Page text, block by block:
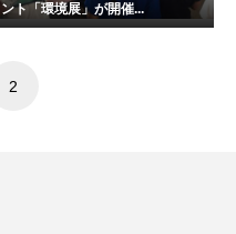
ント「環境展」が開催...
2